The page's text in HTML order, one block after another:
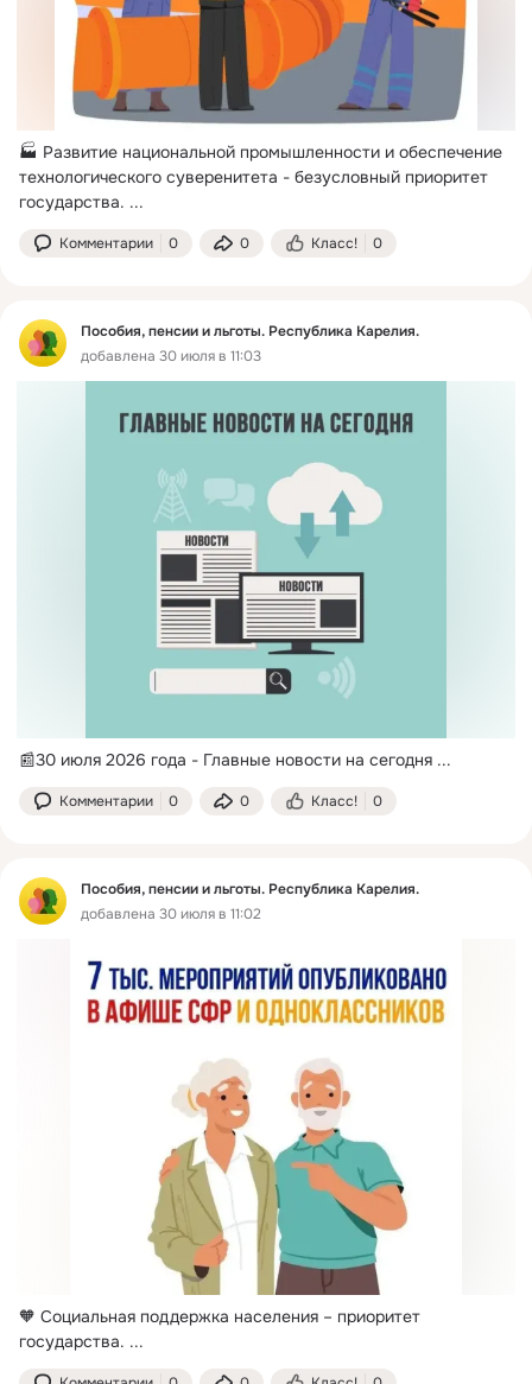
🏭 Развитие национальной промышленности и обеспечение
технологического суверенитета - безусловный приоритет
государства. ...
Комментарии 0 0 Класс! 0
Пособия, пенсии и льготы. Республика Карелия.
добавлена 30 июля в 11:03
📰30 июля 2026 года - Главные новости на сегодня ...
Комментарии 0 0 Класс! 0
Пособия, пенсии и льготы. Республика Карелия.
добавлена 30 июля в 11:02
🧡 Социальная поддержка населения – приоритет
государства. ...